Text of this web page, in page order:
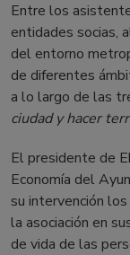
Entre los
entidades socias,
del entorno
de diferentes
a lo largo de las
ciudad y hacer
El presidente de
Economía del
su intervención
la asociación en
de vida de las